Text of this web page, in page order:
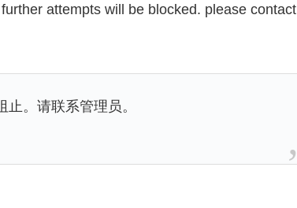
attempts will be blocked. please contact
。请联系管理员。